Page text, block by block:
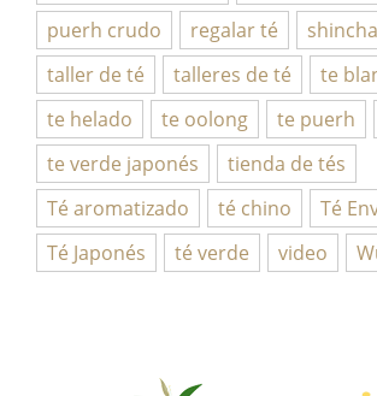
puerh crudo
regalar té shincha
taller de té
talleres de té
te
te helado
te oolong te puerh
te verde japonés
tienda de tés
Té aromatizado
té chino
Té
Té Japonés
té verde video